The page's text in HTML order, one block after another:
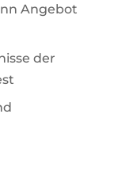
Angebot
der